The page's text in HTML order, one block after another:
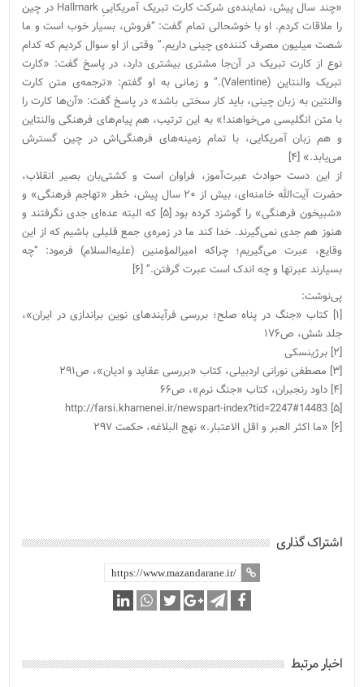
«چند سال پیش، نماینده‌ی شرکت کارت تبریک آمریکاییِ Hallmark در چین
را ملاقات کردم. او با خوشحالی تمام گفت: “فروش، بسیار خوب است و ما
شصت میلیون مصرف کننده‌ی چینی داریم.” وقتی از او سوال کردیم که کدام
نوع از کارت تبریک در آن‌جا مشتری بیشتری دارد، در پاسخ گفت: «کارت
تبریک والنتاین (Valentine).” و زمانی به او گفتم: «ترجمه‌ی متن کارت
والنتین به زبان چینی، باید کار سختی باشد» در پاسخ گفت: «آن‌ها کارت را
با متن انگلیسی می‌خواهند!» به این ترتیب، هم پیام‌های فرهنگی والنتاین
و هم زبان آمریکایی، با تمام زمینه‌های فرهنگی‌اش در چین گسترش
می‌یابد.» [۴]
از این دست حوادث عبرت‌آموز، فراوان است و کشتی‌بان بصیر انقلاب،
حضرت آیت‌الله خامنه‌ای، بیش از ۲۰ سال پیش، خطر «تهاجم فرهنگی» و
«شبیخون فرهنگی» را گوشزد کرده بود [۵] که البته عده‌ای جدی نگرفتند و
هنوز هم جدی نمی‌گیرند. خدا کند ما در زمره‌ی جمع قلیلی باشیم که از این
وقایع، عبرت می‌گیریم؛ چراکه امیرالمؤمنین (علیه‌السلام) فرمود: “چه
بسیارند عبرتها و چه اندک است عبرت گرفتن.” [۶]
پی‌نوشت:
[۱] کتاب «جنگ در پناه صلح؛ بررسی فرآیندهای نوین براندازی در ایران»،
جلد شش، ص۱۷۶
[۲] برژینسکی
[۳] مصطفى نورانى اردبیلى، کتاب «بررسى عقاید و ادیان»، ص۲۹۱
[۴] داود رنجبران، کتاب «جنگ نرم»، ص۶۶
[۵] http://farsi.khamenei.ir/newspart-index?tid=2247#14483
[۶] «ما اکثر العبر و اقل الاعتبار.» نهج البلاغه، حکمت ۲۹۷
اشتراک گذاری
اخبار مرتبط